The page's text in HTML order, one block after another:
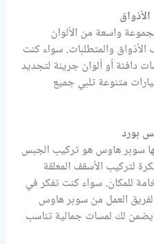
واسعة من الألوان
والمتطلبات. سواء كنت
دافئة أو ألوان جريئة لتجديد
متنوعة تلبي جميع
سوبر هاوس هو تركيب الجبس
لتركيب الأسقف المعلقة
للمكان. سواء كنت تفكر في
العمل من سوبر هاوس
يضمن لك لمسات جمالية تناسب